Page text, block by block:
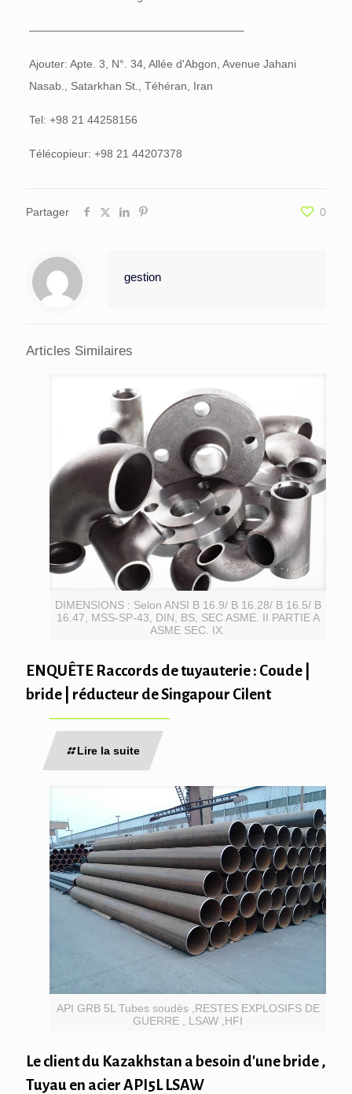
———————————————————–
Ajouter: Apte. 3, N°. 34, Allée d'Abgon, Avenue Jahani
Nasab., Satarkhan St., Téhéran, Iran
Tel: +98 21 44258156
Télécopieur: +98 21 44207378
Partager 0
gestion
Articles Similaires
DIMENSIONS : Selon ANSI B 16.9/ B 16.28/ B 16.5/ B
16.47, MSS-SP-43, DIN, BS, SEC ASME. II PARTIE A
ASME SEC. IX.
ENQUÊTE Raccords de tuyauterie : Coude |
bride | réducteur de Singapour Cilent
Lire la suite
API GRB 5L Tubes soudès ,RESTES EXPLOSIFS DE
GUERRE , LSAW ,HFI
Le client du Kazakhstan a besoin d'une bride ,
Tuyau en acier API5L LSAW